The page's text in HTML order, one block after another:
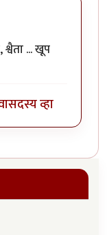
... खूप
सदस्य व्हा